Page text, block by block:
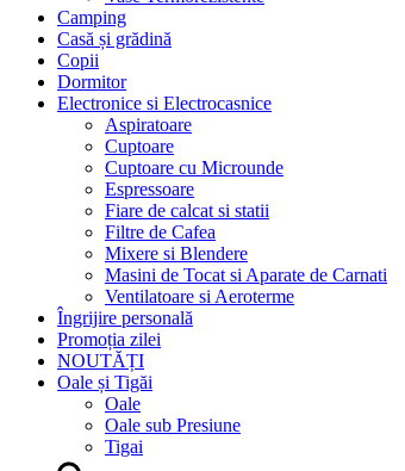
Camping
Casă și grădină
Copii
Dormitor
Electronice si Electrocasnice
Aspiratoare
Cuptoare
Cuptoare cu Microunde
Espressoare
Fiare de calcat si statii
Filtre de Cafea
Mixere si Blendere
Masini de Tocat si Aparate de Carnati
Ventilatoare si Aeroterme
Îngrijire personală
Promoția zilei
NOUTĂȚI
Oale și Tigăi
Oale
Oale sub Presiune
Tigai